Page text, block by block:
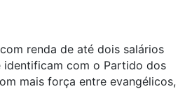
renda de até dois salários
identificam com o Partido dos
mais força entre evangélicos,